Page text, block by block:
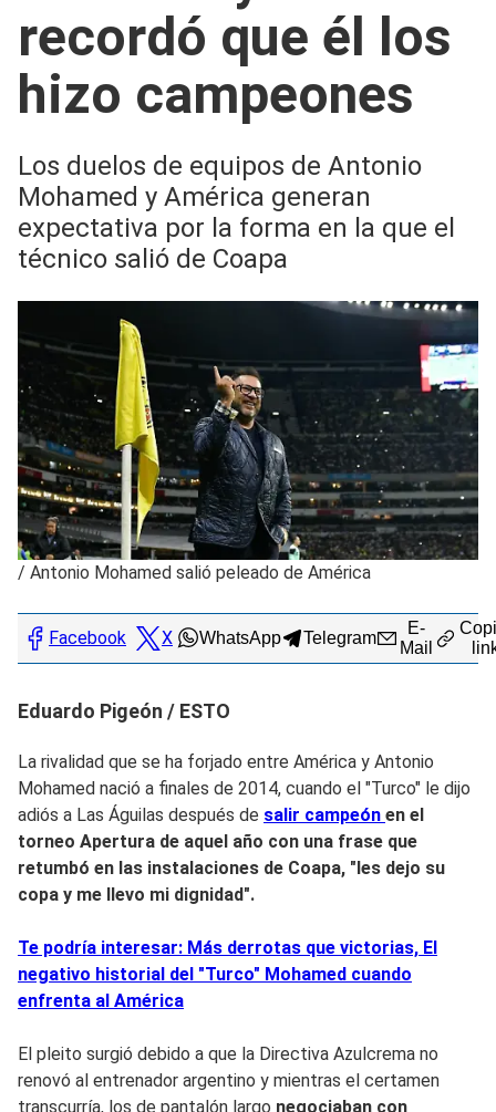
recordó que él los
hizo campeones
Los duelos de equipos de Antonio
Mohamed y América generan
expectativa por la forma en la que el
técnico salió de Coapa
/ Antonio Mohamed salió peleado de América
Facebook X WhatsApp Telegram
E-
Mail
Eduardo Pigeón / ESTO
La rivalidad que se ha forjado entre América y Antonio
Mohamed nació a finales de 2014, cuando el "Turco" le dijo
adiós a Las Águilas después de salir campeón en el
torneo Apertura de aquel año con una frase que
retumbó en las instalaciones de Coapa, "les dejo su
copa y me llevo mi dignidad".
Te podría interesar: Más derrotas que victorias, El
negativo historial del "Turco" Mohamed cuando
enfrenta al América
El pleito surgió debido a que la Directiva Azulcrema no
renovó al entrenador argentino y mientras el certamen
transcurría, los de pantalón largo negociaban con